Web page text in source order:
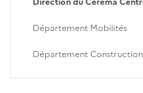
Département Mobilités
Département